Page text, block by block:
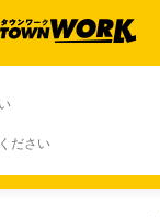
ださい